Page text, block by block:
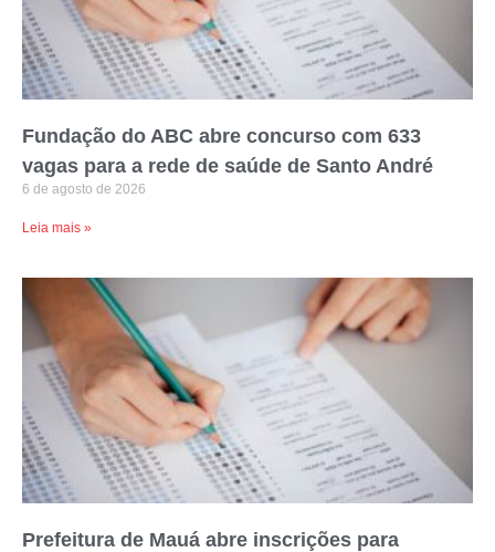
Fundação do ABC abre concurso com 633
vagas para a rede de saúde de Santo André
6 de agosto de 2026
Leia mais »
Prefeitura de Mauá abre inscrições para